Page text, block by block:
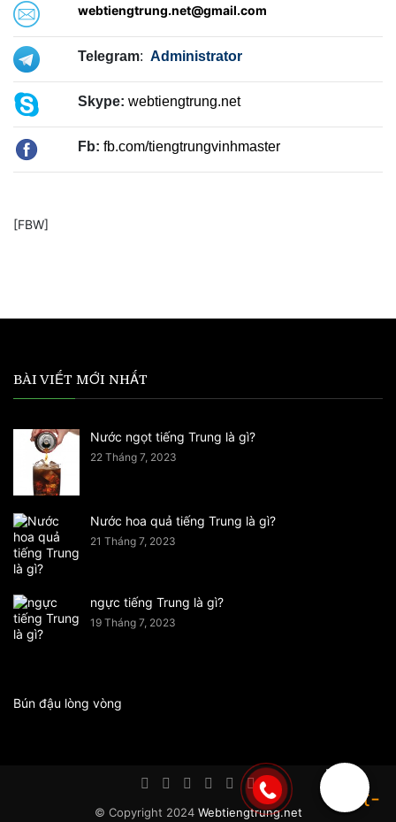
webtiengtrung.net@gmail.com
Telegram: Administrator
Skype: webtiengtrung.net
Fb: fb.com/tiengtrungvinhmaster
[FBW]
BÀI VIẾT MỚI NHẤT
Nước ngọt tiếng Trung là gì?
22 Tháng 7, 2023
Nước hoa quả tiếng Trung là gì?
21 Tháng 7, 2023
ngực tiếng Trung là gì?
19 Tháng 7, 2023
Bún đậu lòng vòng
© Copyright 2024 Webtiengtrung.net